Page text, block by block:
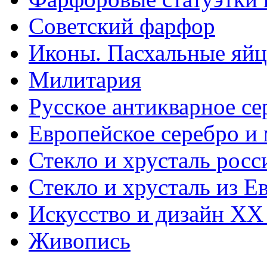
Советский фарфор
Иконы. Пасхальные
Милитария
Русское антикварное
Европейское серебро
Стекло и хрусталь
Стекло и хрусталь из
Искусство и дизайн XX
Живопись